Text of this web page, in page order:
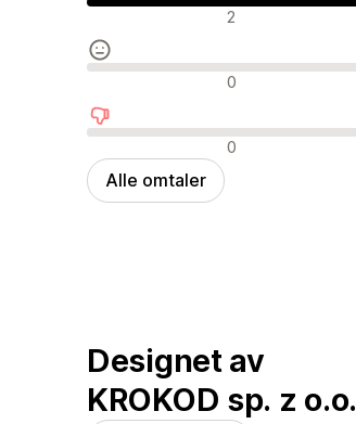
Positive omtaler 2
Nøytrale omtaler 0
Negative omtaler 0
Alle omtaler
Designet av
KROKOD sp. z o.o.